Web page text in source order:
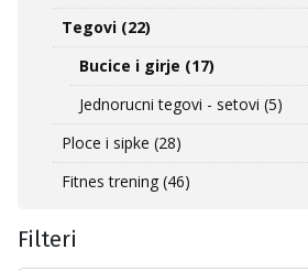
Tegovi (22)
Bucice i girje (17)
Jednorucni tegovi - setovi (5)
Ploce i sipke (28)
Fitnes trening (46)
Filteri